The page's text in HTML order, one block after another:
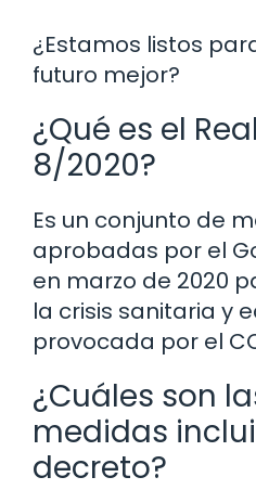
¿Estamos listos
futuro mejor?
¿Qué es el
8/2020?
Es un conjunto de
aprobadas por el
en marzo de 2020
la crisis sanitaria y
provocada por el
¿Cuáles son
medidas
decreto?